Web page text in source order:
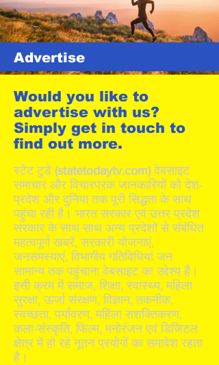
Advertise
Would you like to
advertise with us?
Simply get in touch to
find out more.
स्टेट टुडे (statetodaytv.com)वेबसाइट
समाचार और विचारपरक जानकारियों को देश-
प्रदेश और दुनिया तक पूरी सिद्धता के साथ
पहुंचा रही है। भारत सरकार एवं उत्तर प्रदेश
सरकार के साथ साथ अन्य प्रदेशों से संबंधित
महत्वपूर्ण खबरें, सरकारी योजनाएं,
जनसमस्याएं, विभागीय गतिविधियां जन
सामान्य तक पहुंचाना वेबसाइट का उद्देश्य है।
इसी क्रम में समाज, शिक्षा, स्वास्थ्य, महिला
सुरक्षा, ऊर्जा संरक्षण, विज्ञान, तकनीक,
स्वच्छता, पर्यावरण, महिला सशक्तिकरण,
कला-संस्कृति, फिल्म, मनोरंजन एवं डिजिटल
क्षेत्र में हो रहे नूतन प्रयोगों का समावेश रहता
है।